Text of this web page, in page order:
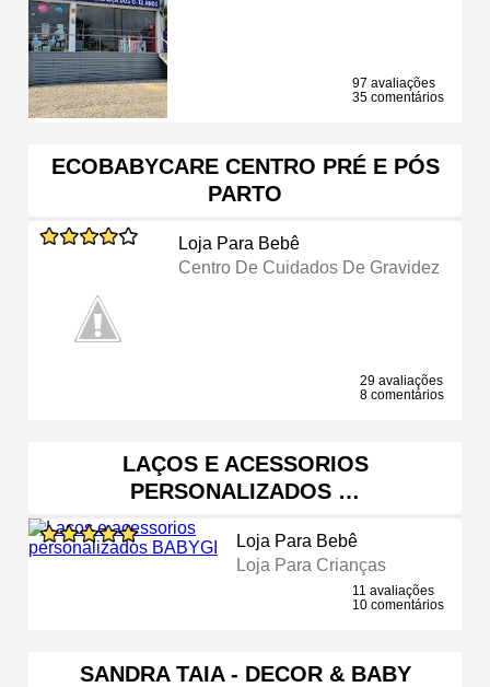
97 avaliações
35 comentários
ECOBABYCARE CENTRO PRÉ E PÓS
PARTO
Loja Para Bebê
Centro De Cuidados De Gravidez
29 avaliações
8 comentários
LAÇOS E ACESSORIOS
PERSONALIZADOS …
Loja Para Bebê
Loja Para Crianças
11 avaliações
10 comentários
SANDRA TAIA - DECOR & BABY